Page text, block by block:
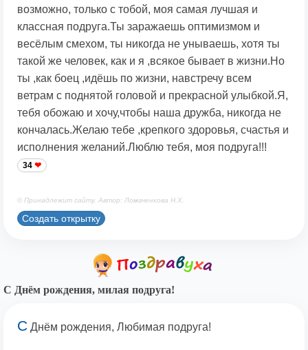
возможно, только с тобой, моя самая лучшая и
классная подруга.Ты заражаешь оптимизмом и
весёлым смехом, ты никогда не унываешь, хотя ты
такой же человек, как и я ,всякое бывает в жизни.Но
ты ,как боец ,идёшь по жизни, навстречу всем
ветрам с поднятой головой и прекрасной улыбкой.Я,
тебя обожаю и хочу,чтобы наша дружба, никогда не
кончалась.Желаю тебе ,крепкого здоровья, счастья и
исполнения желаний.Люблю тебя, моя подруга!!!
34
© Принадлежит сайту. Автор: Ломаченкова Н.Х.
Создать открытку
С Днём рождения, милая подруга!
С Днём рождения, Любимая подруга!